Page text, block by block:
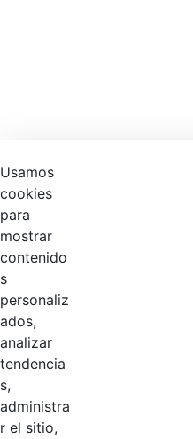
Usamos
cookies
para
mostrar
contenido
s
personaliz
ados,
analizar
tendencia
s,
administra
r el sitio,